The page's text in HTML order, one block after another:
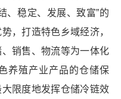
、稳定、发展、致富”的
，打造特色乡域经济，
销售、物流等为一体化
养殖产业产品的仓储保
限度地发挥仓储冷链效